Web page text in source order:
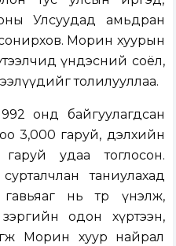
Улсуудад амьдран
Морин хуурын
үндэсний соёл,
толилууллаа.
онд байгуулагдсан
3,000 гаруй, дэлхийн
удаа тоглосон.
таниулахад
нь төр үнэлж,
одон хүртээн,
Морин хуур найрал